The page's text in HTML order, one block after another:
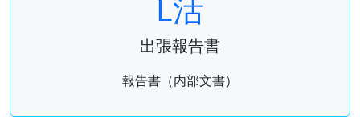
出張報告書
報告書（内部文書）